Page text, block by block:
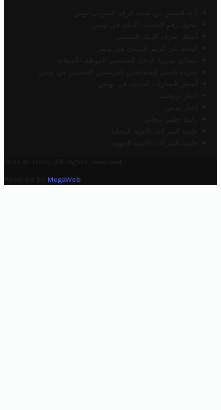
أداة التحقق من صحة الرقم الضريبي تونس
محول رقم الحساب الآيبان في تونس
أسعار صرف الدينار التونسي
البحث عن الرمز البريدي في تونس
محاكي ضريبة الدخل الشخصي للموظف/المتقاعد
ضريبة الدخل للمتقاعدين الفرنسيين المقيمين في تونس
أسعار السيارات الجديدة في تونس
أخبار تروفيت
أخبار تونس
رابط خلفي مجاني
قائمة الشركات الأهلية المحلية
قائمة الشركات الأهلية الجهوية
2025 © Trovit. All Rights Reserved.
Powered By MegaWeb